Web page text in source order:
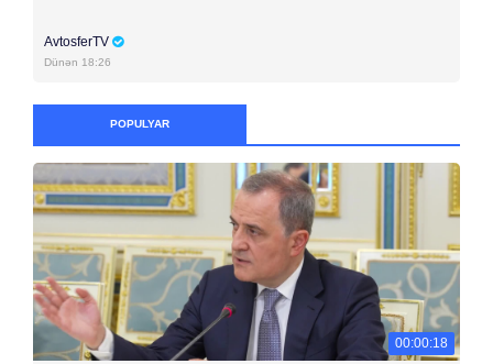
AvtosferTV
Dünən 18:26
POPULYAR
00:00:18